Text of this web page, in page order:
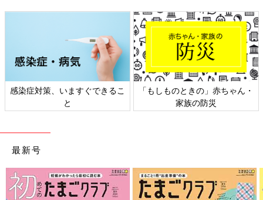
保育園見学から保活は始まっていたのか…！と思わせられる出来
何回も見学に来て熱意を伝える人や、説明会後も園長先生を離さ
私が住んでいる地区は保活激戦区なので、他ママと馴れ合ってい
る余裕はなかったのかもしれません。
[ひよこエッグ]
都内在住のワーママ。
感染症対策、いますぐできるこ
と
「もしものときの」赤ちゃん・
家族の防災
最新号